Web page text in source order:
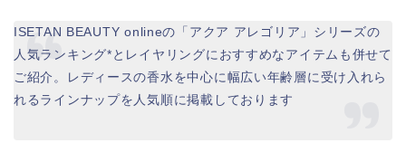
ISETAN BEAUTY onlineの「アクア アレゴリア」シリーズの
人気ランキング*とレイヤリングにおすすめなアイテムも併せて
ご紹介。レディースの香水を中心に幅広い年齢層に受け入れら
れるラインナップを人気順に掲載しております